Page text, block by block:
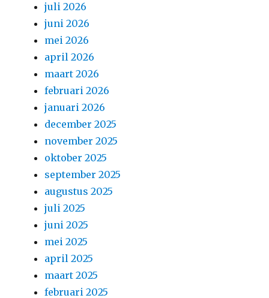
juli 2026
juni 2026
mei 2026
april 2026
maart 2026
februari 2026
januari 2026
december 2025
november 2025
oktober 2025
september 2025
augustus 2025
juli 2025
juni 2025
mei 2025
april 2025
maart 2025
februari 2025